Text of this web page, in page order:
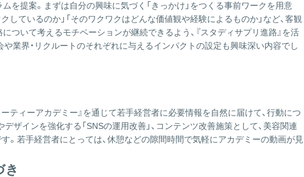
を提案。まずは自分の興味に気づく「きっかけ」をつくる事前ワークを用意
ているのか」「そのワクワクはどんな価値観や経験によるものか」など、客観
ついて考えるモチベーションが継続できるよう、『スタディサプリ進路』を活
や業界・リクルートのそれぞれに与えるインパクトの設定も興味深い内容でし
ティーアカデミー』を通じて若手経営者に必要情報を自然に届けて、行動につ
インを強化する「SNSの運用改善」、コンテンツ改善施策として、美容関連
。若手経営者にとっては、休憩などの隙間時間で気軽にアカデミーの動画が見
き